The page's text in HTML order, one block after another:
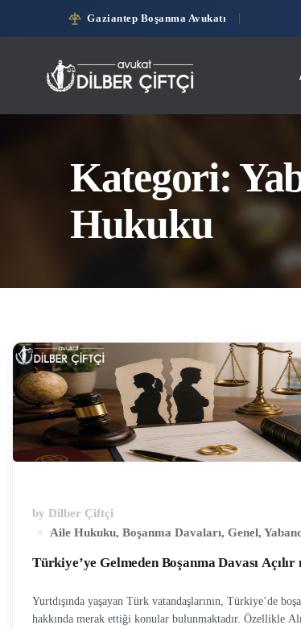
Gaziantep Boşanma Avukatı
Kategori:
Hukuku
by Dilber Çiftçi
Aile Hukuku, Boşanma Davaları, Genel,
Türkiye’ye Gelmeden Boşanma Davası Açılır
Yurtdışında yaşayan Türk vatandaşlarının, Türkiye’de
hakkında merak ettiği konular bulunmaktadır. Özellikle